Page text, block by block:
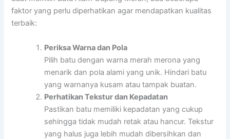
faktor yang perlu diperhatikan agar mendapatkan kualitas
terbaik:
Periksa Warna dan Pola
Pilih batu dengan warna merah merona yang
menarik dan pola alami yang unik. Hindari batu
yang warnanya kusam atau tampak buatan.
Perhatikan Tekstur dan Kepadatan
Pastikan batu memiliki kepadatan yang cukup
sehingga tidak mudah retak atau hancur. Tekstur
yang halus juga lebih mudah dibersihkan dan